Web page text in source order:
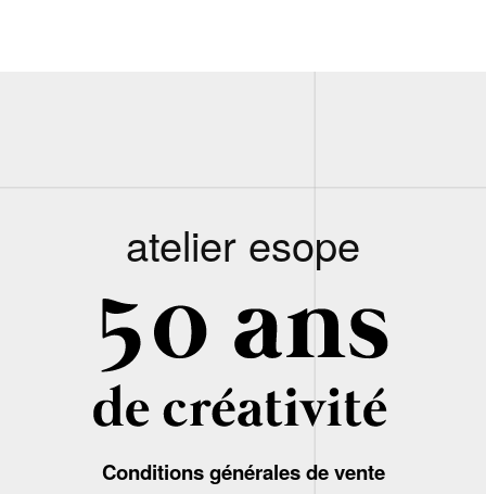
atelier esope
Conditions générales de vente